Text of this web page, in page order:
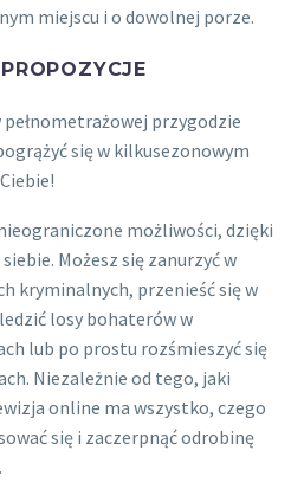
miejscu i o dowolnej porze.
pełnometrażowej przygodzie
się w kilkusezonowym
możliwości, dzięki
Możesz się zanurzyć w
kryminalnych, przenieść się w
losy bohaterów w
lub po prostu rozśmieszyć się
Niezależnie od tego, jaki
online ma wszystko, czego
się i zaczerpnąć odrobinę